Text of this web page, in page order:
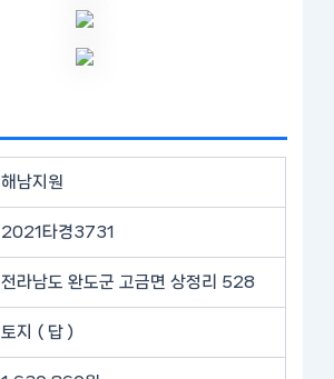
해남지원
2021타경3731
전라남도 완도군 고금면 상정리 528
토지 ( 답 )